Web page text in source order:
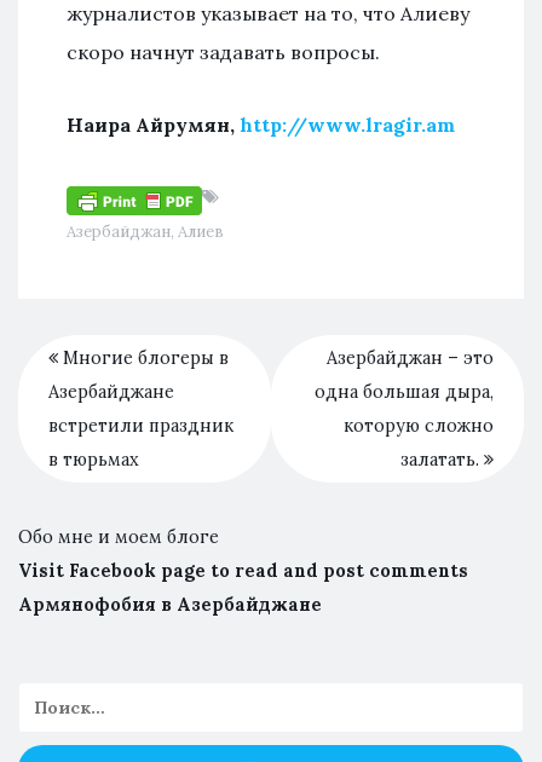
журналистов указывает на то, что Алиеву
скоро начнут задавать вопросы.
Наира Айрумян, http://www.lragir.am
Азербайджан, Алиев
Многие блогеры в
Азербайджане
встретили праздник
в тюрьмах
Азербайджан – это
одна большая дыра,
которую сложно
залатать.
Обо мне и моем блоге
Visit Facebook page to read and post comments
Армянофобия в Азербайджане